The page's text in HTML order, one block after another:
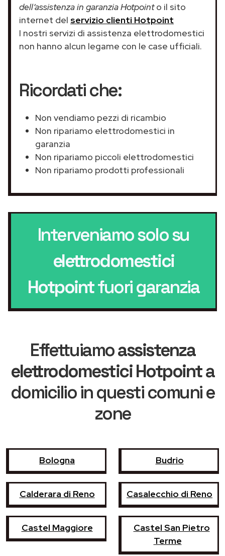
dell’assistenza in garanzia Hotpointo il sito
internet del servizio clienti Hotpoint
I nostri servizi di assistenza elettrodomestici
non hanno alcun legame con le case ufficiali.
Ricordati che:
Non vendiamo pezzi di ricambio
Non ripariamo elettrodomestici in
garanzia
Non ripariamo piccoli elettrodomestici
Non ripariamo prodotti professionali
Interveniamo solo su
elettrodomestici
Hotpointfuori garanzia
Effettuiamoassistenza
elettrodomestici Hotpointa
domicilio in questi comuni e
zone
Bologna Budrio
Calderara di Reno Casalecchio di Reno
Castel Maggiore
Castel San Pietro
Terme